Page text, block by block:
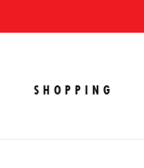
SHOPPING